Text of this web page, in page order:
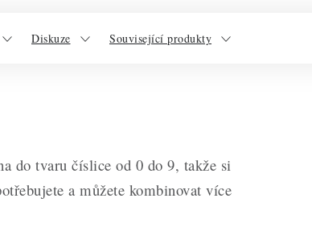
Diskuze Související produkty
do tvaru číslice od 0 do 9, takže si
a můžete kombinovat více